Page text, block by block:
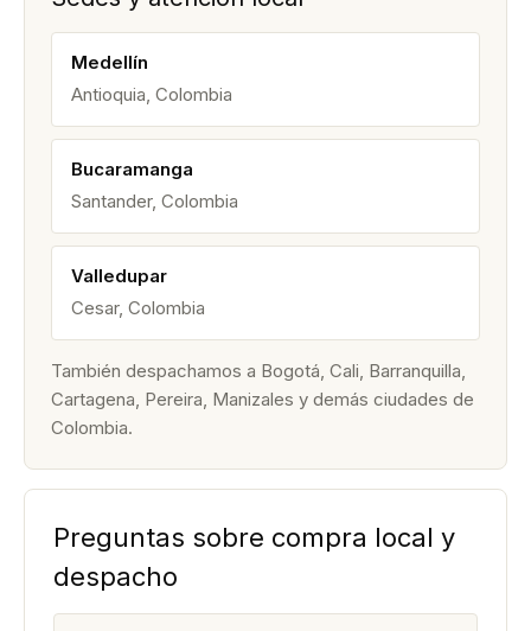
Medellín
Antioquia, Colombia
Bucaramanga
Santander, Colombia
Valledupar
Cesar, Colombia
También despachamos a Bogotá, Cali, Barranquilla,
Cartagena, Pereira, Manizales y demás ciudades de
Colombia.
Preguntas sobre compra local y
despacho